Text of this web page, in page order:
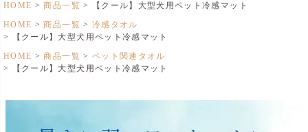
HOME 商品一覧
【クール】大型犬用ペット冷感マット
HOME
商品一覧
冷感タオル
【クール】大型犬用ペット冷感マット
HOME
商品一覧
ペット関連タオル
【クール】大型犬用ペット冷感マット